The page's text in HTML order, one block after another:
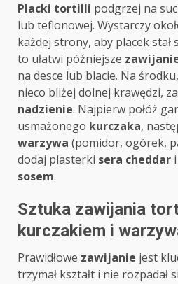
Placki tortilli podgrzej na
lub teflonowej. Wystarczy
każdej strony, aby placek stał
to ułatwi późniejsze
na desce lub blacie. Na
nieco bliżej dolnej krawędzi,
nadzienie. Najpierw połóż
usmażonego kurczaka,
warzywa (pomidor, ogórek,
dodaj plasterki sera cheddar
sosem.
Sztuka zawijania
kurczakiem i
Prawidłowe zawijanie jest
trzymał kształt i nie rozpadał